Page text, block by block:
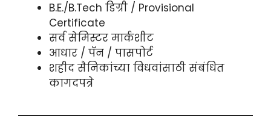
B.E./B.Tech डिग्री / Provisional
Certificate
सर्व सेमिस्टर मार्कशीट
आधार / पॅन / पासपोर्ट
शहीद सैनिकांच्या विधवांसाठी संबंधित
कागदपत्रे